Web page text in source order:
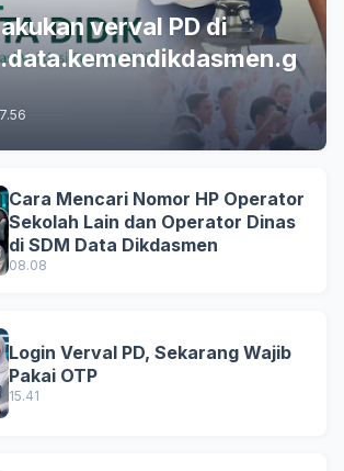
verval PD di
Cara Mencari Nomor HP Operator
Sekolah Lain dan Operator Dinas
di SDM Data Dikdasmen
08.08
Login Verval PD, Sekarang Wajib
Pakai OTP
15.41